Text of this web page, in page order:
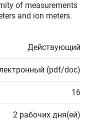
of measurements
and ion meters.
Действующий
(pdf/doc)
16
2 рабочих дня(ей)